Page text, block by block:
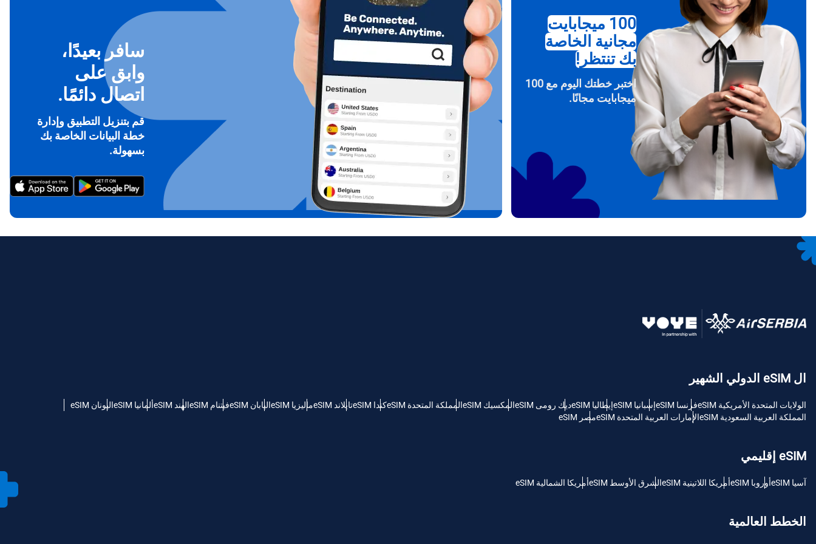
100 ميجابايت
مجانية الخاصة
بك تنتظر!
اختبر خطتك اليوم مع 100
ميجابايت مجانًا.
سافر بعيدًا،
وابق على
اتصال دائمًا.
قم بتنزيل التطبيق وإدارة
خطة البيانات الخاصة بك
بسهولة.
ال eSIM الدولي الشهير
الولايات المتحدة الأمريكية eSIM فرنسا eSIM إسبانيا eSIM إيطاليا eSIM ديك رومى eSIM المكسيك eSIM المملكة المتحدة eSIM كندا eSIM تايلاند eSIM ماليزيا eSIM اليابان eSIM فيتنام eSIM الهند eSIM ألمانيا eSIM
اليونان eSIM
المملكة العربية السعودية eSIM
الإمارات العربية المتحدة eSIM مصر eSIM
eSIM إقليمي
آسيا eSIM أوروبا eSIM أمريكا اللاتينية eSIM الشرق الأوسط eSIM أمريكا الشمالية eSIM
الخطط العالمية
Español
简体中文
Français
עברית
USD - دولار امريكي (الولايات المتحدة).
SGD - الدولار السنغافوري
THB - البات التايلندي